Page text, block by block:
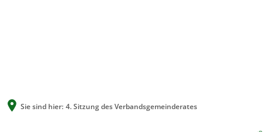
Sie sind hier: 4. Sitzung des Verbandsgemeinderates